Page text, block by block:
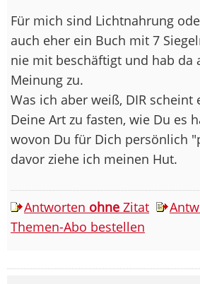
Für mich sind Lichtnahrung
auch eher ein Buch mit 7
nie mit beschäftigt und hab da
Meinung zu.
Was ich aber weiß, DIR scheint
Deine Art zu fasten, wie Du es
wovon Du für Dich persönlich
davor ziehe ich meinen Hut.
Antworten ohne Zitat
Themen-Abo bestellen